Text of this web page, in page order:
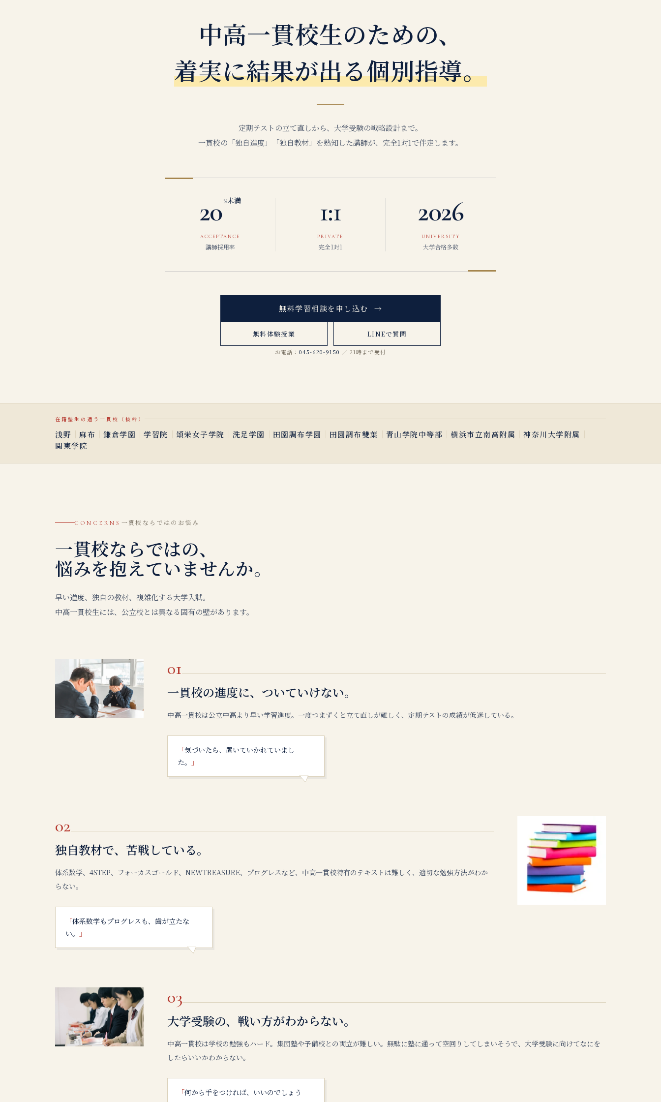
中高一貫校生のための、
着実に結果が出る個別指導。
定期テストの立て直しから、大学受験の戦略設計まで。
一貫校の「独自進度」「独自教材」を熟知した講師が、完全1対1で伴走します。
20%未満
ACCEPTANCE
講師採用率
1:1
PRIVATE
完全1対1
2026
UNIVERSITY
大学合格多数
無料学習相談を申し込む →
無料体験授業 LINEで質問
お電話： 045-620-9150 ／ 21時まで受付
在籍塾生の通う一貫校（抜粋）
浅野 ｜ 麻布 ｜ 鎌倉学園 ｜ 学習院 ｜ 頌栄女子学院 ｜ 洗足学園 ｜ 田園調布学園 ｜ 田園調布雙葉 ｜ 青山学院中等部 ｜ 横浜市立南高附属 ｜ 神奈川大学附属 ｜
関東学院
CONCERNS 一貫校ならではのお悩み
一貫校ならではの、
悩みを抱えていませんか。
早い進度、独自の教材、複雑化する大学入試。
中高一貫校生には、公立校とは異なる固有の壁があります。
01
一貫校の進度に、ついていけない。
中高一貫校は公立中高より早い学習進度。一度つまずくと立て直しが難しく、定期テストの成績が低迷している。
「気づいたら、置いていかれていまし
た。
」
02
独自教材で、苦戦している。
体系数学、4STEP、フォーカスゴールド、NEWTREASURE、プログレスなど、中高一貫校特有のテキストは難しく、適切な勉強方法がわか
らない。
「体系数学もプログレスも、歯が立たな
い。
」
03
大学受験の、戦い方がわからない。
中高一貫校は学校の勉強もハード。集団塾や予備校との両立が難しい。無駄に塾に通って空回りしてしまいそうで、大学受験に向けてなにを
したらいいかわからない。
「何から手をつければ、いいのでしょう